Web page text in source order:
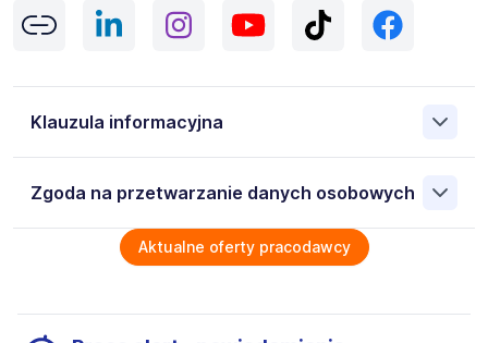
Klauzula informacyjna
Zgoda na przetwarzanie danych osobowych
Wyrażam zgodę na przetwarzanie moich danych
osobowych przez AB Job Service Polska Sp. z o.o. 53-
w załączonych dokumentach aplikacyjnych (w tym
wizerunku), na potrzeby bieżącej rekrutacji. Zgoda jest
Aktualne oferty pracodawcy